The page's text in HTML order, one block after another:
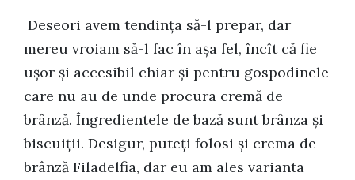
Deseori avem tendința să-l prepar, dar
mereu vroiam să-l fac în așa fel, încît că fie
ușor și accesibil chiar și pentru gospodinele
care nu au de unde procura cremă de
brânză. Îngredientele de bază sunt brânza și
biscuiții. Desigur, puteți folosi și crema de
brânză Filadelfia, dar eu am ales varianta